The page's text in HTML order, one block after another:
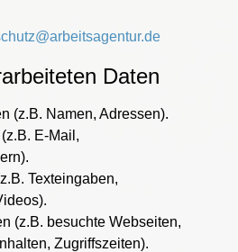
Daten
(z.B. Namen, Adressen).
E-Mail,
Texteingaben,
(z.B. besuchte Webseiten,
Zugriffszeiten).